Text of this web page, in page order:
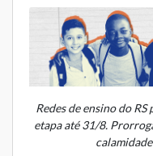
Redes de ensino do
etapa até 31/8.